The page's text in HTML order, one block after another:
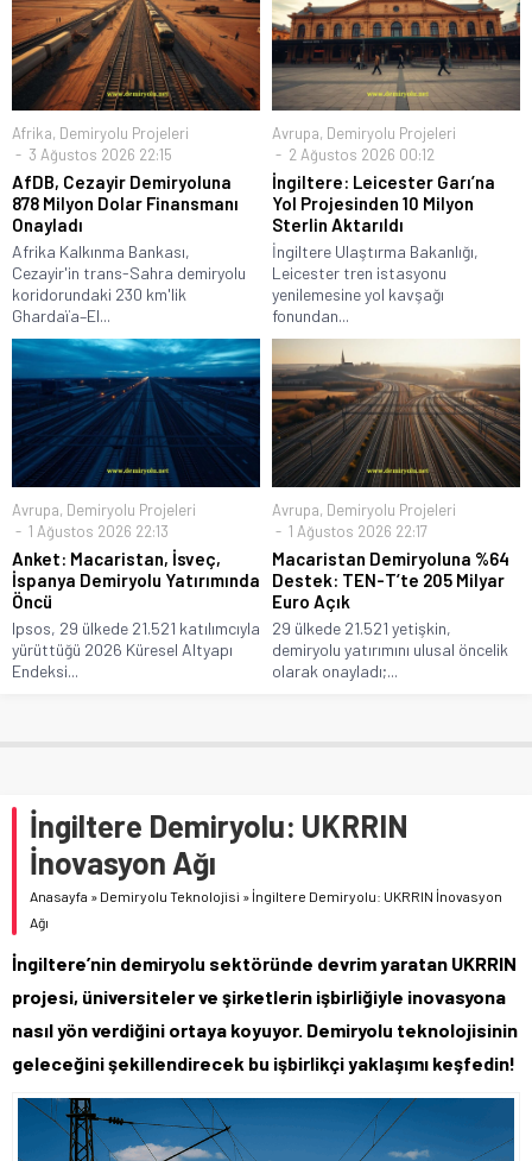
Afrika, Demiryolu Projeleri
3 Ağustos 2026 22:15
AfDB, Cezayir Demiryoluna
878 Milyon Dolar Finansmanı
Onayladı
Afrika Kalkınma Bankası,
Cezayir'in trans-Sahra demiryolu
koridorundaki 230 km'lik
Ghardaïa–El...
Avrupa, Demiryolu Projeleri
2 Ağustos 2026 00:12
İngiltere: Leicester Garı’na
Yol Projesinden 10 Milyon
Sterlin Aktarıldı
İngiltere Ulaştırma Bakanlığı,
Leicester tren istasyonu
yenilemesine yol kavşağı
fonundan...
Avrupa, Demiryolu Projeleri
1 Ağustos 2026 22:13
Anket: Macaristan, İsveç,
İspanya Demiryolu Yatırımında
Öncü
Ipsos, 29 ülkede 21.521 katılımcıyla
yürüttüğü 2026 Küresel Altyapı
Endeksi...
Avrupa, Demiryolu Projeleri
1 Ağustos 2026 22:17
Macaristan Demiryoluna %64
Destek: TEN-T’te 205 Milyar
Euro Açık
29 ülkede 21.521 yetişkin,
demiryolu yatırımını ulusal öncelik
olarak onayladı;...
İngiltere Demiryolu: UKRRIN
İnovasyon Ağı
Anasayfa » Demiryolu Teknolojisi » İngiltere Demiryolu: UKRRIN İnovasyon
Ağı
İngiltere’nin demiryolu sektöründe devrim yaratan UKRRIN
projesi, üniversiteler ve şirketlerin işbirliğiyle inovasyona
nasıl yön verdiğini ortaya koyuyor. Demiryolu teknolojisinin
geleceğini şekillendirecek bu işbirlikçi yaklaşımı keşfedin!